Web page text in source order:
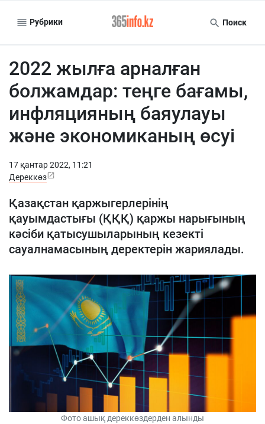
Рубрики Поиск
2022 жылға арналған
болжамдар: теңге бағамы,
инфляцияның баяулауы
және экономиканың өсуі
17 қантар 2022, 11:21
Дереккөз
Қазақстан қаржыгерлерінің
қауымдастығы (ҚҚҚ) қаржы нарығының
кәсіби қатысушыларының кезекті
сауалнамасының деректерін жариялады.
Фото ашық дереккөздерден алынды